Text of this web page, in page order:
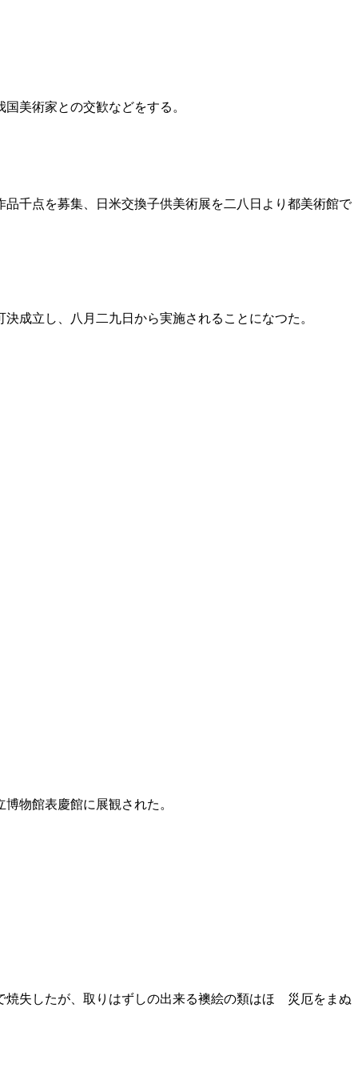
美術家との交歓などをする。
千点を募集、日米交換子供美術展を二八日より都美術館で
成立し、八月二九日から実施されることになつた。
物館表慶館に展観された。
失したが、取りはずしの出来る襖絵の類はほゞ災厄をまぬ